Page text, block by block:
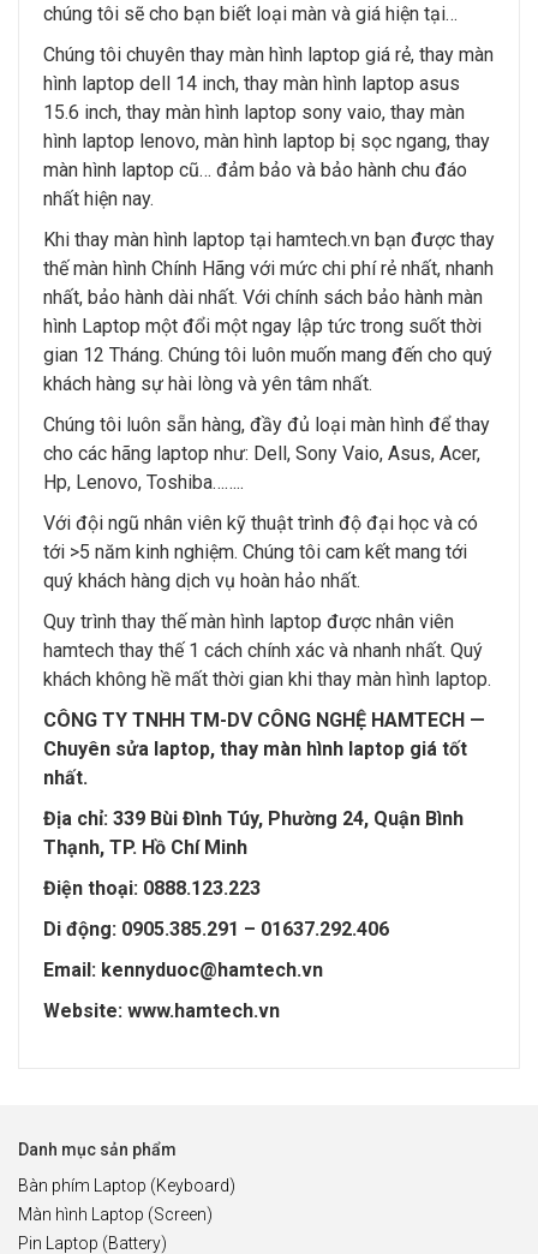
chúng tôi sẽ cho bạn biết loại màn và giá hiện tại…
Chúng tôi chuyên thay màn hình laptop giá rẻ, thay màn
hình laptop dell 14 inch, thay màn hình laptop asus
15.6 inch, thay màn hình laptop sony vaio, thay màn
hình laptop lenovo, màn hình laptop bị sọc ngang, thay
màn hình laptop cũ… đảm bảo và bảo hành chu đáo
nhất hiện nay.
Khi thay màn hình laptop tại hamtech.vn bạn được thay
thế màn hình Chính Hãng với mức chi phí rẻ nhất, nhanh
nhất, bảo hành dài nhất. Với chính sách bảo hành màn
hình Laptop một đổi một ngay lập tức trong suốt thời
gian 12 Tháng. Chúng tôi luôn muốn mang đến cho quý
khách hàng sự hài lòng và yên tâm nhất.
Chúng tôi luôn sẵn hàng, đầy đủ loại màn hình để thay
cho các hãng laptop như: Dell, Sony Vaio, Asus, Acer,
Hp, Lenovo, Toshiba……..
Với đội ngũ nhân viên kỹ thuật trình độ đại học và có
tới >5 năm kinh nghiệm. Chúng tôi cam kết mang tới
quý khách hàng dịch vụ hoàn hảo nhất.
Quy trình thay thế màn hình laptop được nhân viên
hamtech thay thế 1 cách chính xác và nhanh nhất. Quý
khách không hề mất thời gian khi thay màn hình laptop.
CÔNG TY TNHH TM-DV CÔNG NGHỆ HAMTECH —
Chuyên sửa laptop, thay màn hình laptop giá tốt
nhất.
Địa chỉ: 339 Bùi Đình Túy, Phường 24, Quận Bình
Thạnh, TP. Hồ Chí Minh
Điện thoại: 0888.123.223
Di động: 0905.385.291 – 01637.292.406
Email: kennyduoc@hamtech.vn
Website: www.hamtech.vn
Danh mục sản phẩm
Bàn phím Laptop (Keyboard)
Màn hình Laptop (Screen)
Pin Laptop (Battery)